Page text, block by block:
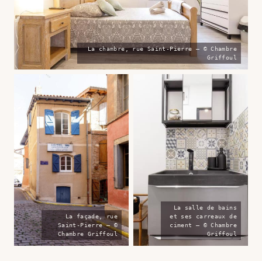
La chambre, rue Saint-Pierre — © Chambre
Griffoul
La façade, rue
Saint-Pierre — ©
Chambre Griffoul
La salle de bains
et ses carreaux de
ciment — © Chambre
Griffoul